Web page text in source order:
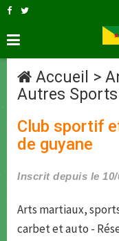
Accueil >
Autres Sports
Club sportif
de guyane
Inscrit depuis le 10/
Arts martiaux,
carbet et auto -